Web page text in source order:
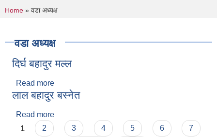
You are here
Home » वडा अध्यक्ष
वडा अध्यक्ष
दिर्घ बहादुर मल्ल
Read more
लाल बहादुर बस्नेत
Read more
Pages
1 2 3 4 5 6
7